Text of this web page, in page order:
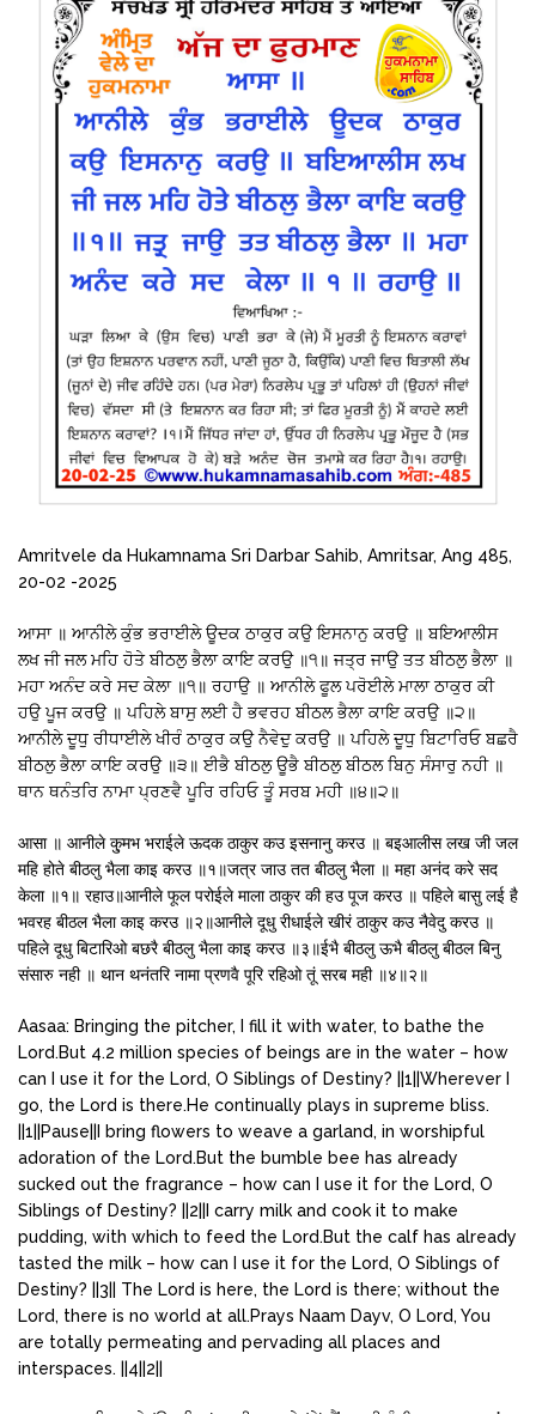
Amritvele da Hukamnama Sri Darbar Sahib, Amritsar, Ang 485,
20-02 -2025
ਆਸਾ ॥ ਆਨੀਲੇ ਕੁੰਭ ਭਰਾਈਲੇ ਊਦਕ ਠਾਕੁਰ ਕਉ ਇਸਨਾਨੁ ਕਰਉ ॥ ਬਇਆਲੀਸ
ਲਖ ਜੀ ਜਲ ਮਹਿ ਹੋਤੇ ਬੀਠਲੁ ਭੈਲਾ ਕਾਇ ਕਰਉ ॥੧॥ ਜਤ੍ਰ ਜਾਉ ਤਤ ਬੀਠਲੁ ਭੈਲਾ ॥
ਮਹਾ ਅਨੰਦ ਕਰੇ ਸਦ ਕੇਲਾ ॥੧॥ ਰਹਾਉ ॥ ਆਨੀਲੇ ਫੂਲ ਪਰੋਈਲੇ ਮਾਲਾ ਠਾਕੁਰ ਕੀ
ਹਉ ਪੂਜ ਕਰਉ ॥ ਪਹਿਲੇ ਬਾਸੁ ਲਈ ਹੈ ਭਵਰਹ ਬੀਠਲ ਭੈਲਾ ਕਾਇ ਕਰਉ ॥੨॥
ਆਨੀਲੇ ਦੂਧੁ ਰੀਧਾਈਲੇ ਖੀਰੰ ਠਾਕੁਰ ਕਉ ਨੈਵੇਦੁ ਕਰਉ ॥ ਪਹਿਲੇ ਦੂਧੁ ਬਿਟਾਰਿਓ ਬਛਰੈ
ਬੀਠਲੁ ਭੈਲਾ ਕਾਇ ਕਰਉ ॥੩॥ ਈਭੈ ਬੀਠਲੁ ਊਭੈ ਬੀਠਲੁ ਬੀਠਲ ਬਿਨੁ ਸੰਸਾਰੁ ਨਹੀ ॥
ਥਾਨ ਥਨੰਤਰਿ ਨਾਮਾ ਪ੍ਰਣਵੈ ਪੂਰਿ ਰਹਿਓ ਤੂੰ ਸਰਬ ਮਹੀ ॥੪॥੨॥
आसा ॥ आनीले कु्मभ भराईले ऊदक ठाकुर कउ इसनानु करउ ॥ बइआलीस लख जी जल
महि होते बीठलु भैला काइ करउ ॥१॥जत्र जाउ तत बीठलु भैला ॥ महा अनंद करे सद
केला ॥१॥ रहाउ॥आनीले फूल परोईले माला ठाकुर की हउ पूज करउ ॥ पहिले बासु लई है
भवरह बीठल भैला काइ करउ ॥२॥आनीले दूधु रीधाईले खीरं ठाकुर कउ नैवेदु करउ ॥
पहिले दूधु बिटारिओ बछरै बीठलु भैला काइ करउ ॥३॥ईभै बीठलु ऊभै बीठलु बीठल बिनु
संसारु नही ॥ थान थनंतरि नामा प्रणवै पूरि रहिओ तूं सरब मही ॥४॥२॥
Aasaa: Bringing the pitcher, I fill it with water, to bathe the
Lord.But 4.2 million species of beings are in the water – how
can I use it for the Lord, O Siblings of Destiny? ||1||Wherever I
go, the Lord is there.He continually plays in supreme bliss.
||1||Pause||I bring flowers to weave a garland, in worshipful
adoration of the Lord.But the bumble bee has already
sucked out the fragrance – how can I use it for the Lord, O
Siblings of Destiny? ||2||I carry milk and cook it to make
pudding, with which to feed the Lord.But the calf has already
tasted the milk – how can I use it for the Lord, O Siblings of
Destiny? ||3|| The Lord is here, the Lord is there; without the
Lord, there is no world at all.Prays Naam Dayv, O Lord, You
are totally permeating and pervading all places and
interspaces. ||4||2||